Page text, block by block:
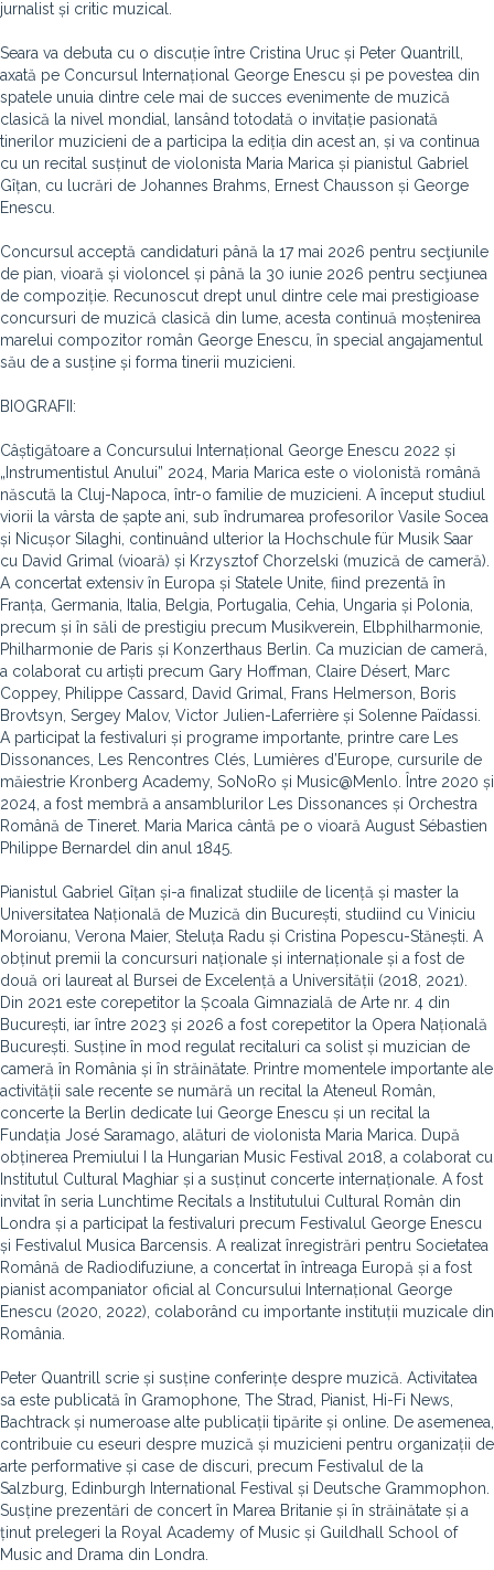
jurnalist și critic muzical.
Seara va debuta cu o discuție între Cristina Uruc și Peter Quantrill,
axată pe Concursul Internațional George Enescu și pe povestea din
spatele unuia dintre cele mai de succes evenimente de muzică
clasică la nivel mondial, lansând totodată o invitație pasionată
tinerilor muzicieni de a participa la ediția din acest an, și va continua
cu un recital susținut de violonista Maria Marica și pianistul Gabriel
Gîțan, cu lucrări de Johannes Brahms, Ernest Chausson și George
Enescu.
Concursul acceptă candidaturi până la 17 mai 2026 pentru secţiunile
de pian, vioară și violoncel și până la 30 iunie 2026 pentru secţiunea
de compoziție. Recunoscut drept unul dintre cele mai prestigioase
concursuri de muzică clasică din lume, acesta continuă moștenirea
marelui compozitor român George Enescu, în special angajamentul
său de a susține și forma tinerii muzicieni.
BIOGRAFII:
Câștigătoare a Concursului Internațional George Enescu 2022 și
„Instrumentistul Anului” 2024, Maria Marica este o violonistă română
născută la Cluj-Napoca, într-o familie de muzicieni. A început studiul
viorii la vârsta de șapte ani, sub îndrumarea profesorilor Vasile Socea
și Nicușor Silaghi, continuând ulterior la Hochschule für Musik Saar
cu David Grimal (vioară) și Krzysztof Chorzelski (muzică de cameră).
A concertat extensiv în Europa și Statele Unite, fiind prezentă în
Franța, Germania, Italia, Belgia, Portugalia, Cehia, Ungaria și Polonia,
precum și în săli de prestigiu precum Musikverein, Elbphilharmonie,
Philharmonie de Paris și Konzerthaus Berlin. Ca muzician de cameră,
a colaborat cu artiști precum Gary Hoffman, Claire Désert, Marc
Coppey, Philippe Cassard, David Grimal, Frans Helmerson, Boris
Brovtsyn, Sergey Malov, Victor Julien-Laferrière și Solenne Païdassi.
A participat la festivaluri și programe importante, printre care Les
Dissonances, Les Rencontres Clés, Lumières d’Europe, cursurile de
măiestrie Kronberg Academy, SoNoRo și Music@Menlo. Între 2020 și
2024, a fost membră a ansamblurilor Les Dissonances și Orchestra
Română de Tineret. Maria Marica cântă pe o vioară August Sébastien
Philippe Bernardel din anul 1845.
Pianistul Gabriel Gîțan și-a finalizat studiile de licență și master la
Universitatea Națională de Muzică din București, studiind cu Viniciu
Moroianu, Verona Maier, Steluța Radu și Cristina Popescu-Stănești. A
obținut premii la concursuri naționale și internaționale și a fost de
două ori laureat al Bursei de Excelență a Universității (2018, 2021).
Din 2021 este corepetitor la Școala Gimnazială de Arte nr. 4 din
București, iar între 2023 și 2026 a fost corepetitor la Opera Națională
București. Susține în mod regulat recitaluri ca solist și muzician de
cameră în România și în străinătate. Printre momentele importante ale
activității sale recente se numără un recital la Ateneul Român,
concerte la Berlin dedicate lui George Enescu și un recital la
Fundația José Saramago, alături de violonista Maria Marica. După
obținerea Premiului I la Hungarian Music Festival 2018, a colaborat cu
Institutul Cultural Maghiar și a susținut concerte internaționale. A fost
invitat în seria Lunchtime Recitals a Institutului Cultural Român din
Londra și a participat la festivaluri precum Festivalul George Enescu
și Festivalul Musica Barcensis. A realizat înregistrări pentru Societatea
Română de Radiodifuziune, a concertat în întreaga Europă și a fost
pianist acompaniator oficial al Concursului Internațional George
Enescu (2020, 2022), colaborând cu importante instituții muzicale din
România.
Peter Quantrill scrie și susține conferințe despre muzică. Activitatea
sa este publicată în Gramophone, The Strad, Pianist, Hi-Fi News,
Bachtrack și numeroase alte publicații tipărite și online. De asemenea,
contribuie cu eseuri despre muzică și muzicieni pentru organizații de
arte performative și case de discuri, precum Festivalul de la
Salzburg, Edinburgh International Festival și Deutsche Grammophon.
Susține prezentări de concert în Marea Britanie și în străinătate și a
ținut prelegeri la Royal Academy of Music și Guildhall School of
Music and Drama din Londra.